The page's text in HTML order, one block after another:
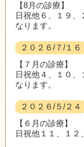
【8月の診療】
日祝他６、１９、
なります。
２０２６/７/１６
【７月の診療】
日祝他４、１０、
なります。
２０２６/５/２４
【６月の診療】
日祝他１１、１２